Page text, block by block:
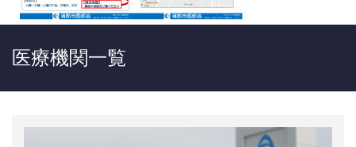
医療機関一覧